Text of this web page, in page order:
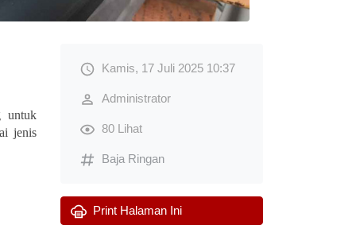
Kamis, 17 Juli 2025 10:37
Administrator
80 Lihat
Baja Ringan
Print Halaman Ini
untuk
jenis